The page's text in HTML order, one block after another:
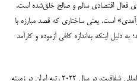
فعال اقتصادی سالم و صالح خلق‌شده است.
است. یعنی ساختاری که قصد مبارزه با
دلیل اینکه به‌اندازه کافی آزموده و کارآمد
رئیس اتاق تهران گفت: طبق آمار سازمان بین‌المللی شفافیت، در سال ۲۰۲۲ رتبه ایران در زمینه